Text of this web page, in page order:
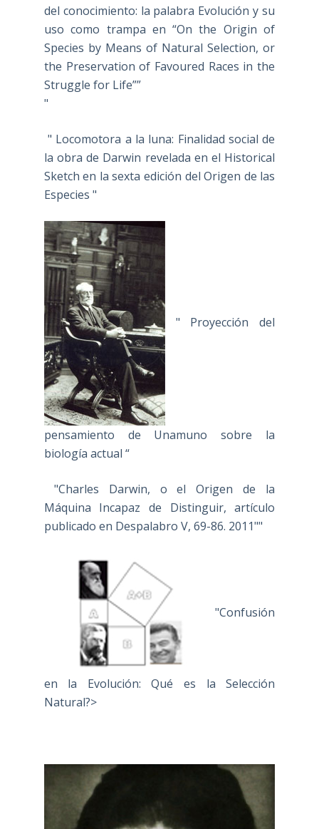
del conocimiento: la palabra Evolución y su
uso como trampa en “On the Origin of
Species by Means of Natural Selection, or
the Preservation of Favoured Races in the
Struggle for Life””
"
" Locomotora a la luna: Finalidad social de
la obra de Darwin revelada en el Historical
Sketch en la sexta edición del Origen de las
Especies "
" Proyección del
pensamiento de Unamuno sobre la
biología actual “
"Charles Darwin, o el Origen de la
Máquina Incapaz de Distinguir, artículo
publicado en Despalabro V, 69-86. 2011""
"Confusión
en la Evolución: Qué es la Selección
Natural?>